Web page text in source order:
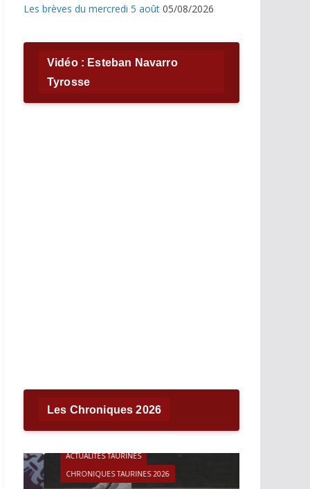
Les brèves du mercredi 5 août 05/08/2026
Vidéo : Esteban Navarro
Tyrosse
Les Chroniques 2026
ACTUALITÉS TAURINES
CHRONIQUES TAURINES 2026